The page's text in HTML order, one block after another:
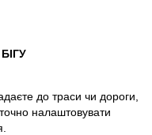
до траси чи дороги,
налаштовувати